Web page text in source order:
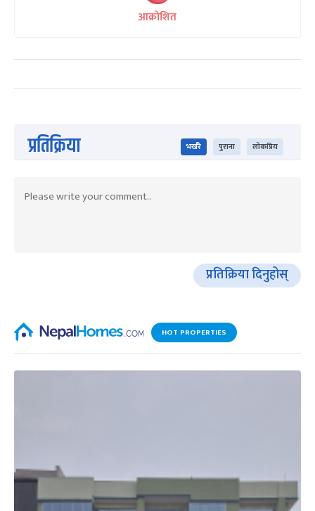
आक्रोशित
प्रतिक्रिया भर्खरै पुराना लोकप्रिय
प्रतिक्रिया दिनुहोस्
HOT PROPERTIES